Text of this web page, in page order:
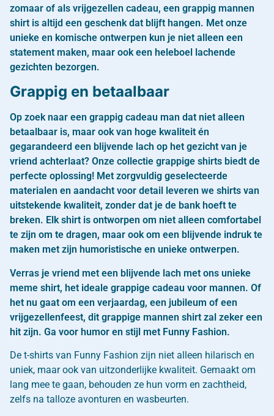
zomaar of als vrijgezellen cadeau, een grappig mannen
shirt is altijd een geschenk dat blijft hangen. Met onze
unieke en komische ontwerpen kun je niet alleen een
statement maken, maar ook een heleboel lachende
gezichten bezorgen.
Grappig en betaalbaar
Op zoek naar een grappig cadeau man dat niet alleen
betaalbaar is, maar ook van hoge kwaliteit én
gegarandeerd een blijvende lach op het gezicht van je
vriend achterlaat? Onze collectie grappige shirts biedt de
perfecte oplossing! Met zorgvuldig geselecteerde
materialen en aandacht voor detail leveren we shirts van
uitstekende kwaliteit, zonder dat je de bank hoeft te
breken. Elk shirt is ontworpen om niet alleen comfortabel
te zijn om te dragen, maar ook om een blijvende indruk te
maken met zijn humoristische en unieke ontwerpen.
Verras je vriend met een blijvende lach met ons unieke
meme shirt, het ideale grappige cadeau voor mannen. Of
het nu gaat om een verjaardag, een jubileum of een
vrijgezellenfeest, dit grappige mannen shirt zal zeker een
hit zijn. Ga voor humor en stijl met Funny Fashion.
De t-shirts van Funny Fashion zijn niet alleen hilarisch en
uniek, maar ook van uitzonderlijke kwaliteit. Gemaakt om
lang mee te gaan, behouden ze hun vorm en zachtheid,
zelfs na talloze avonturen en wasbeurten.